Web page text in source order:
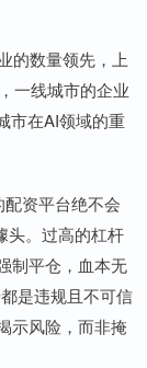
数量领先，上
一线城市的企业
市在AI领域的重
资平台绝不会
头。过高的杠杆
制平仓，血本无
是违规且不可信
示风险，而非掩